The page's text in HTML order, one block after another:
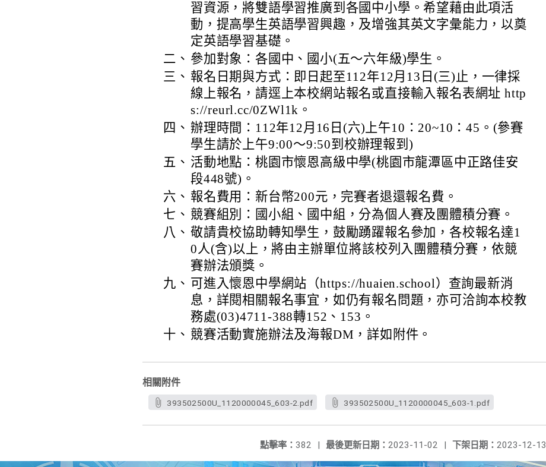
習資源，將雙語學習推廣到各國中小學。希望藉由此項活
動，提高學生英語學習興趣，及增強其英文字彙能力，以奠
定英語學習基礎。
二、 參加對象：各國中、國小(五～六年級)學生。
三、 報名日期與方式：即日起至112年12月13日(三)止，一律採
線上報名，請逕上本校網站報名或直接輸入報名表網址 http
s://reurl.cc/0ZWl1k。
四、 辦理時間：112年12月16日(六)上午10：20~10：45。(參賽
學生請於上午9:00〜9:50到校辦理報到)
五、 活動地點：桃園市懷恩高級中學(桃園市龍潭區中正路佳安
段448號)。
六、 報名費用：新台幣200元，完賽者退還報名費。
七、 競賽組別：國小組、國中組，分為個人賽及團體積分賽。
八、 敬請貴校協助轉知學生，鼓勵踴躍報名參加，各校報名達1
0人(含)以上，將由主辦單位將該校列入團體積分賽，依競
賽辦法頒獎。
九、 可進入懷恩中學網站（https://huaien.school）查詢最新消
息，詳閱相關報名事宜，如仍有報名問題，亦可洽詢本校教
務處(03)4711-388轉152、153。
十、 競賽活動實施辦法及海報DM，詳如附件。
相關附件
393502500U_1120000045_603-2.pdf 393502500U_1120000045_603-1.pdf
下架日期： 2023-12-13
最後更新日期： 2023-11-02 |
點擊率： 382 |